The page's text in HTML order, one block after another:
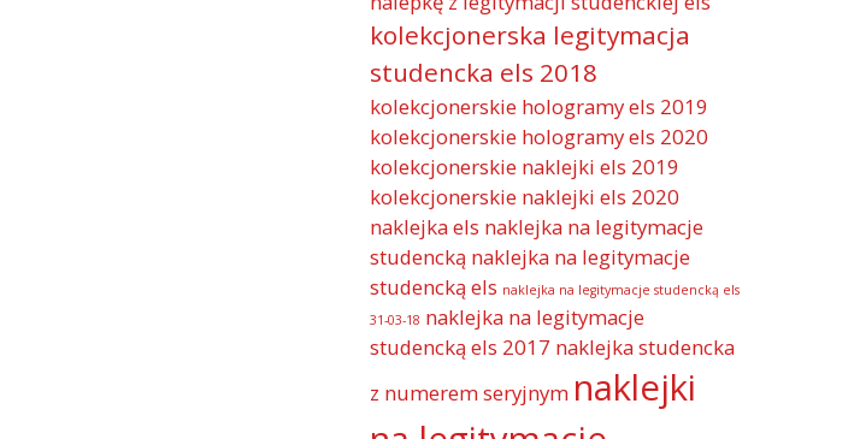
kolekcjonerska legitymacja
studencka els 2018
kolekcjonerskie hologramy els 2019
kolekcjonerskie hologramy els 2020
kolekcjonerskie naklejki els 2019
kolekcjonerskie naklejki els 2020
naklejka els naklejka na legitymacje
studencką naklejka na legitymacje
studencką els naklejka na legitymacje studencką els
31-03-18 naklejka na legitymacje
studencką els 2017 naklejka studencka
z numerem seryjnym naklejki